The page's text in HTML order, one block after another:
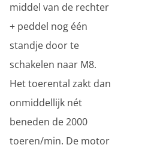
middel van de rechter
+ peddel nog één
standje door te
schakelen naar M8.
Het toerental zakt dan
onmiddellijk nét
beneden de 2000
toeren/min. De motor